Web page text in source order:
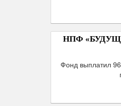
НПФ
Фонд выплатил